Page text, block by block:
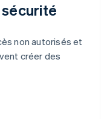
non autorisés et
créer des